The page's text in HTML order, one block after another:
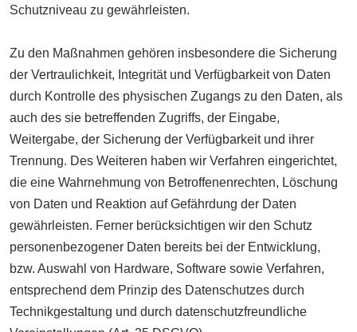
Schutzniveau zu gewährleisten.
Zu den Maßnahmen gehören insbesondere die Sicherung
der Vertraulichkeit, Integrität und Verfügbarkeit von Daten
durch Kontrolle des physischen Zugangs zu den Daten, als
auch des sie betreffenden Zugriffs, der Eingabe,
Weitergabe, der Sicherung der Verfügbarkeit und ihrer
Trennung. Des Weiteren haben wir Verfahren eingerichtet,
die eine Wahrnehmung von Betroffenenrechten, Löschung
von Daten und Reaktion auf Gefährdung der Daten
gewährleisten. Ferner berücksichtigen wir den Schutz
personenbezogener Daten bereits bei der Entwicklung,
bzw. Auswahl von Hardware, Software sowie Verfahren,
entsprechend dem Prinzip des Datenschutzes durch
Technikgestaltung und durch datenschutzfreundliche